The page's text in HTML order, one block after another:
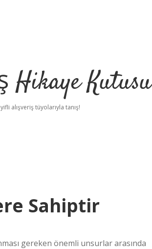
Hikaye Kutusu
alışveriş tüyolarıyla tanış!
Sahiptir
gereken önemli unsurlar arasında